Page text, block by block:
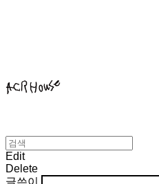
Edit
Delete